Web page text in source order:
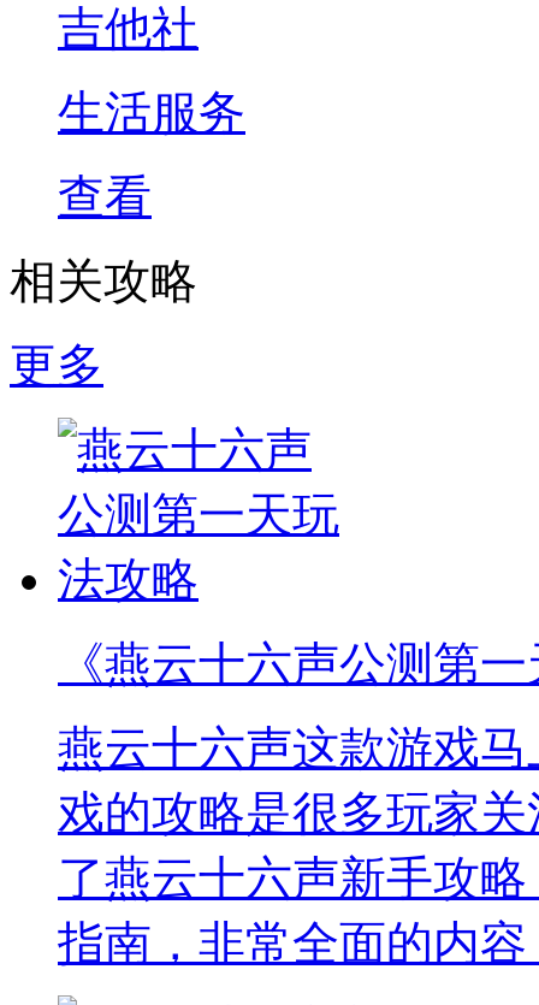
吉他社
生活服务
查看
相关攻略
更多
《燕云十六声公测第
燕云十六声这款游戏
戏的攻略是很多玩家
了燕云十六声新手攻
指南，非常全面的内